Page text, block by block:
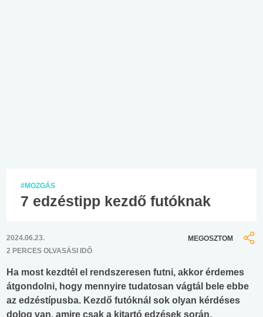
#MOZGÁS
7 edzéstipp kezdő futóknak
2024.06.23.
2 PERCES OLVASÁSI IDŐ
MEGOSZTOM
Ha most kezdtél el rendszeresen futni, akkor érdemes
átgondolni, hogy mennyire tudatosan vágtál bele ebbe
az edzéstípusba. Kezdő futóknál sok olyan kérdéses
dolog van, amire csak a kitartó edzések során,